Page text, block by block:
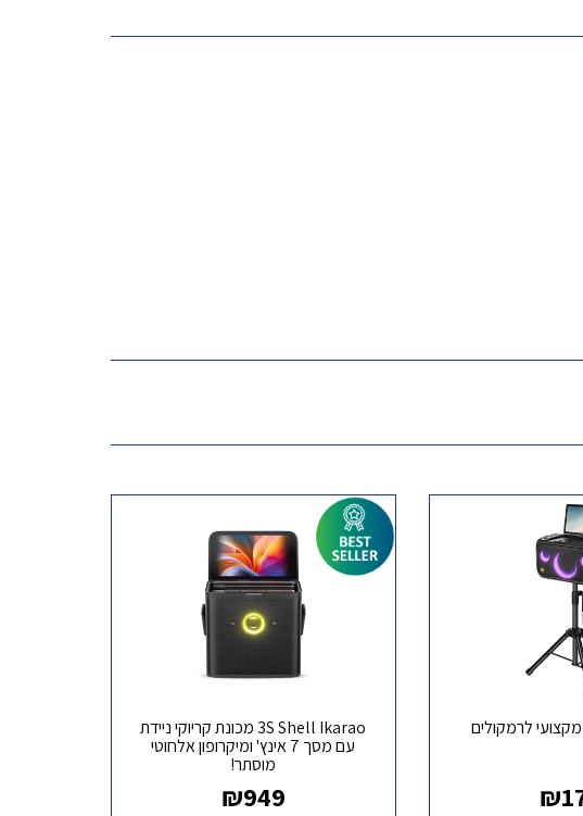
לרמקולים
₪
3S Shell Ikarao מכונת קריוקי ניידת
עם מסך 7 אינץ' ומיקרופון אלחוטי
מוסתר!
₪949